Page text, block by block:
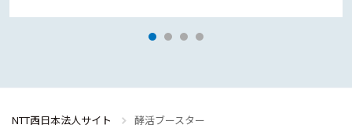
NTT西日本法人サイト 酵活ブースター